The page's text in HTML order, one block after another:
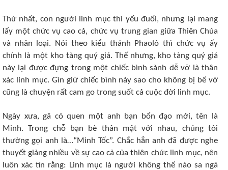
Thứ nhất, con người linh mục thì yếu đuối, nhưng lại mang
lấy một chức vụ cao cả, chức vụ trung gian giữa Thiên Chúa
và nhân loại. Nói theo kiểu thánh Phaolô thì chức vụ ấy
chính là một kho tàng quý giá. Thế nhưng, kho tàng quý giá
này lại được đựng trong một chiếc bình sành dễ vỡ là thân
xác linh mục. Gìn giữ chiếc bình này sao cho không bị bể vỡ
cũng là chuyện rất cam go trong suốt cả cuộc đời linh mục.
Ngày xưa, gã có quen một anh bạn bổn đạo mới, tên là
Minh. Trong chỗ bạn bè thân mật với nhau, chúng tôi
thường gọi anh là…“Minh Tốc”. Chắc hẳn anh đã được nghe
thuyết giảng nhiều về sự cao cả của thiên chức linh mục, nên
luôn xác tín rằng: Linh mục là người không thể nào sa ngã